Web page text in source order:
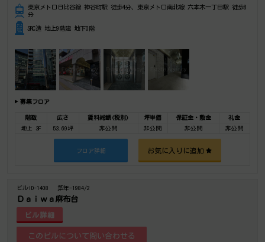
東京メトロ日比谷線 神谷町駅 徒歩4分、東京メトロ南北線 六本木一丁目駅 徒歩8
分
SRC造 地上9階建 地下0階
募集フロア
階数 広さ 賃料総額(税別) 坪単価 保証金・敷金
礼金
地上 3F
53.69坪 非公開 非公開 非公開 非公開
フロア詳細 お気に入りに追加
ビルID-1408 築年-1984/2
Ｄａｉｗａ麻布台
ビル詳細